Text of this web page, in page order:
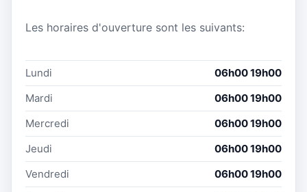
Les horaires d'ouverture sont les suivants:
Lundi
06h00 19h00
Mardi
06h00 19h00
Mercredi
06h00 19h00
Jeudi
06h00 19h00
Vendredi
06h00 19h00